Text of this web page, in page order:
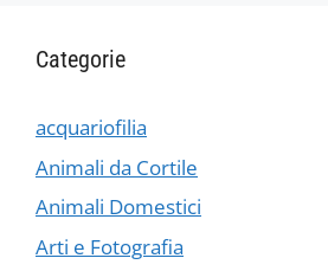
Categorie
acquariofilia
Animali da Cortile
Animali Domestici
Arti e Fotografia